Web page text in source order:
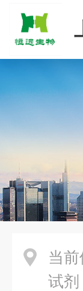
当前
试剂